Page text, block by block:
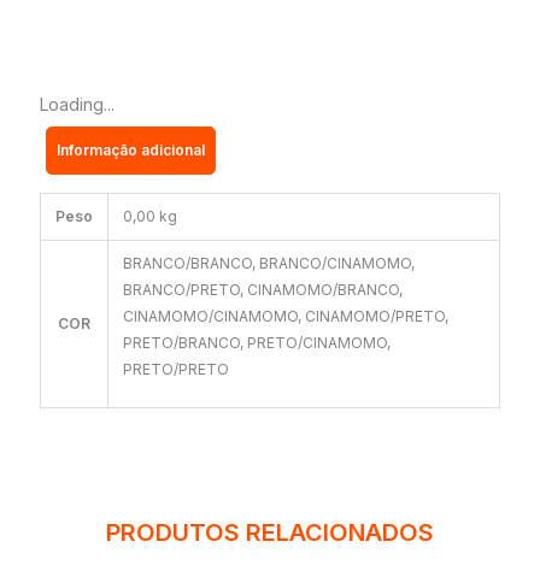
COMODA
MARBELA
EVIDÊNCIA
quantidade
Loading...
Informação adicional
Peso 0,00 kg
COR
BRANCO/BRANCO, BRANCO/CINAMOMO,
BRANCO/PRETO, CINAMOMO/BRANCO,
CINAMOMO/CINAMOMO, CINAMOMO/PRETO,
PRETO/BRANCO, PRETO/CINAMOMO,
PRETO/PRETO
PRODUTOS RELACIONADOS